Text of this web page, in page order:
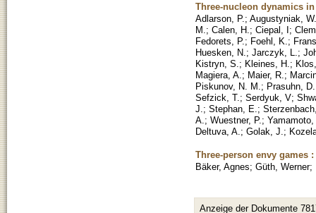
Three-nucleon dynamics
Adlarson, P. ; Augustyniak, W.
M. ; Calen, H. ; Ciepal, I;
Fedorets, P. ; Foehl, K. ;
Huesken, N. ; Jarczyk, L. ;
Kistryn, S. ; Kleines, H. ;
Magiera, A. ; Maier, R. ;
Piskunov, N. M. ; Prasuhn, D.
Sefzick, T. ; Serdyuk, V;
J. ; Stephan, E. ;
A. ; Wuestner, P. ; Yamamoto,
Deltuva, A. ; Golak, J. ;
Three-person envy games
Bäker, Agnes; Güth, Werner;
Anzeige der Dokumente